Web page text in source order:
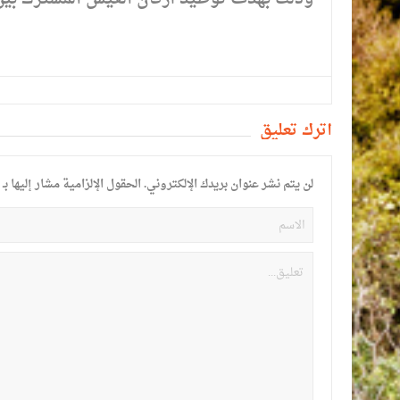
أترك تعليق
لن يتم نشر عنوان بريدك الإلكتروني.الحقول الإلزامية مشار إليها بـ